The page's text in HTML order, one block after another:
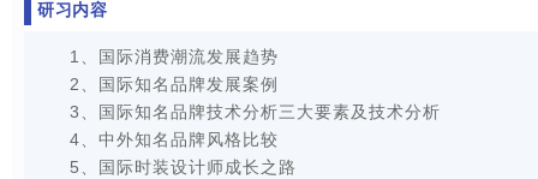
研习内容
1、国际消费潮流发展趋势
2、国际知名品牌发展案例
3、国际知名品牌技术分析三大要素及技术分析
4、中外知名品牌风格比较
5、国际时装设计师成长之路